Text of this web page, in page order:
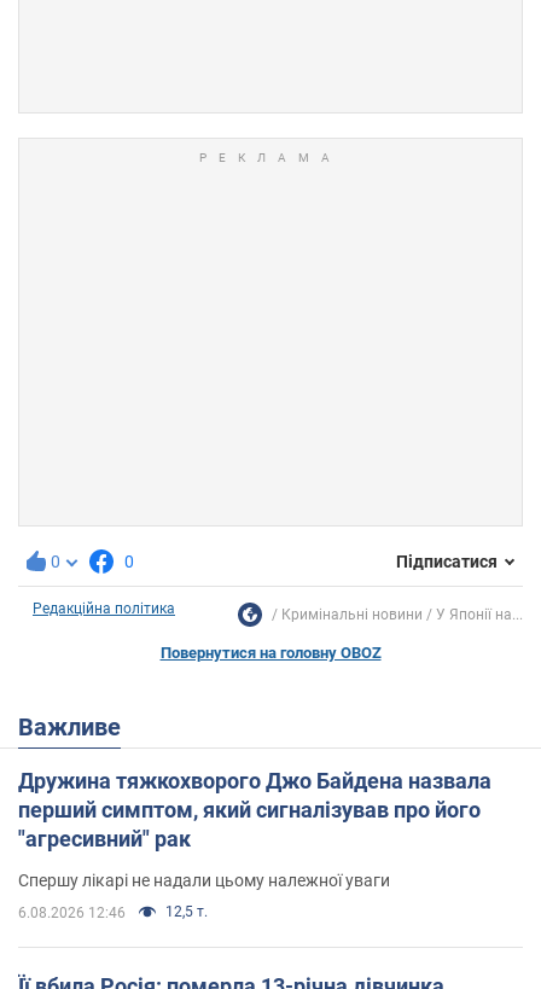
0 0 Підписатися
Редакційна політика Кримінальні новини У Японії на...
Повернутися на головну OBOZ
Важливе
Дружина тяжкохворого Джо Байдена назвала
перший симптом, який сигналізував про його
"агресивний" рак
Спершу лікарі не надали цьому належної уваги
6.08.2026 12:46 12,5 т.